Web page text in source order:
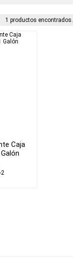
1 productos encontrados.
Caja